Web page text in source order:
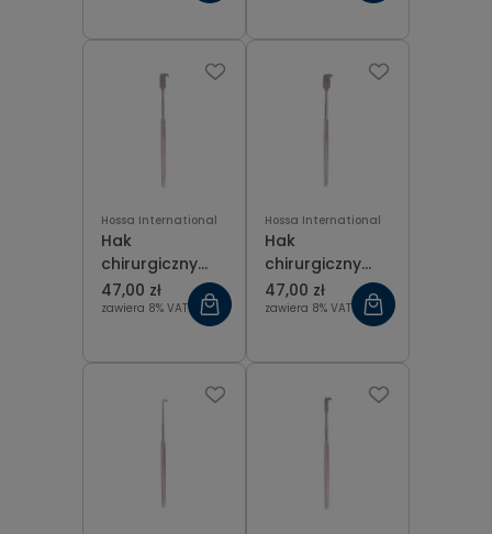
Hossa International
Hak
chirurgiczny
ostry, 3 ząbki 16
cm
47,00 zł
zawiera 8% VAT
Hossa International
Hak
chirurgiczny
ostry, 4 ząbki 16
cm
47,00 zł
zawiera 8% VAT